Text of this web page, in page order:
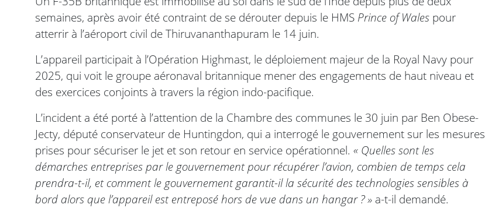
semaines, après avoir été contraint de se dérouter depuis le HMS Prince of Wales pour
atterrir à l’aéroport civil de Thiruvananthapuram le 14 juin.
L’appareil participait à l’Opération Highmast, le déploiement majeur de la Royal Navy pour
2025, qui voit le groupe aéronaval britannique mener des engagements de haut niveau et
des exercices conjoints à travers la région indo-pacifique.
L’incident a été porté à l’attention de la Chambre des communes le 30 juin par Ben Obese-
Jecty, député conservateur de Huntingdon, qui a interrogé le gouvernement sur les mesures
prises pour sécuriser le jet et son retour en service opérationnel. « Quelles sont les
démarches entreprises par le gouvernement pour récupérer l’avion, combien de temps cela
prendra-t-il, et comment le gouvernement garantit-il la sécurité des technologies sensibles à
bord alors que l’appareil est entreposé hors de vue dans un hangar ? » a-t-il demandé.